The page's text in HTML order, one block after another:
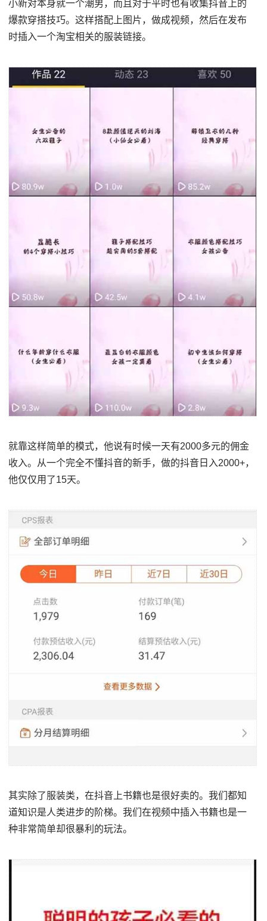
小新对本身就一个潮男，而且对于平时也有收集抖音上的
爆款穿搭技巧。这样搭配上图片，做成视频，然后在发布
时插入一个淘宝相关的服装链接。
就靠这样简单的模式，他说有时候一天有2000多元的佣金
收入。从一个完全不懂抖音的新手，做的抖音日入2000+，
他仅仅用了15天。
其实除了服装类，在抖音上书籍也是很好卖的。我们都知
道知识是人类进步的阶梯。我们在视频中插入书籍也是一
种非常简单却很暴利的玩法。